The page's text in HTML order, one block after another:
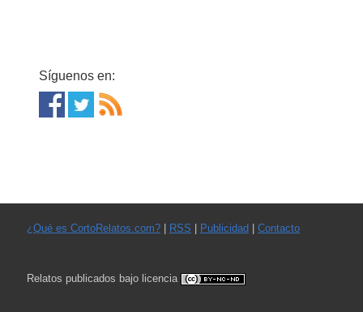
Síguenos en:
¿Qué es CortoRelatos.com?| RSS Publicidad Contacto
Relatos publicados bajo licencia